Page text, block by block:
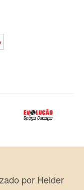
por Helder